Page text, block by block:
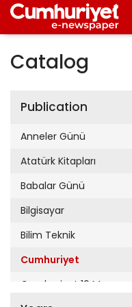
Catalog
Publication
Anneler Günü
Atatürk Kitapları
Babalar Günü
Bilgisayar
Bilim Teknik
Cumhuriyet
Cumhuriyet 19 Mayıs